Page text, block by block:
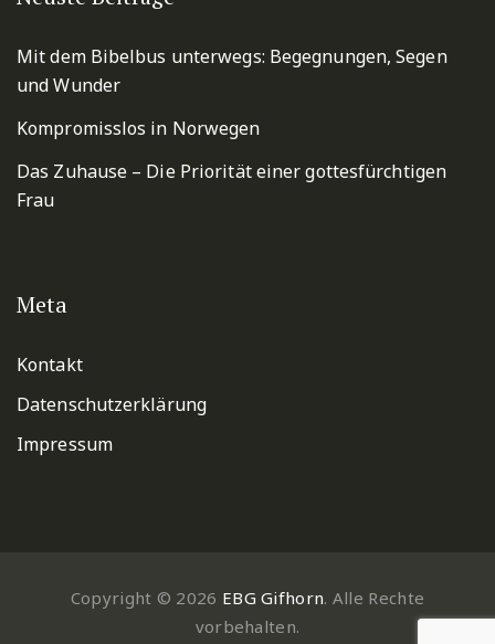
Mit dem Bibelbus unterwegs: Begegnungen, Segen
und Wunder
Kompromisslos in Norwegen
Das Zuhause – Die Priorität einer gottesfürchtigen
Frau
Meta
Kontakt
Datenschutzerklärung
Impressum
Copyright © 2026 EBG Gifhorn. Alle Rechte
vorbehalten.